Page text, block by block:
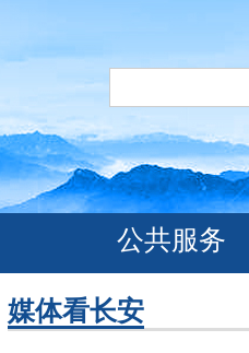
公共服务
媒体看长安